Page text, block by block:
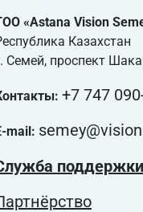
«Astana Vision
Казахстан
Семей, проспект
+7 747
mail: